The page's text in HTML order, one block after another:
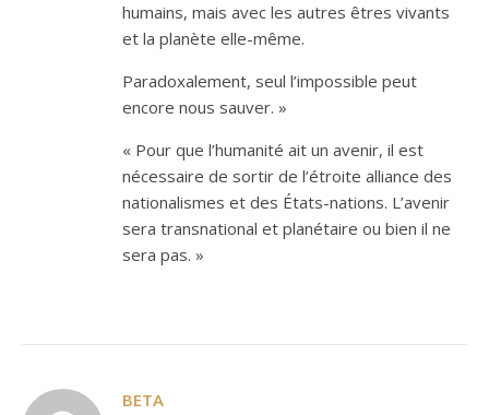
humains, mais avec les autres êtres vivants
et la planète elle-même.
Paradoxalement, seul l’impossible peut
encore nous sauver. »
« Pour que l’humanité ait un avenir, il est
nécessaire de sortir de l’étroite alliance des
nationalismes et des États-nations. L’avenir
sera transnational et planétaire ou bien il ne
sera pas. »
BETA